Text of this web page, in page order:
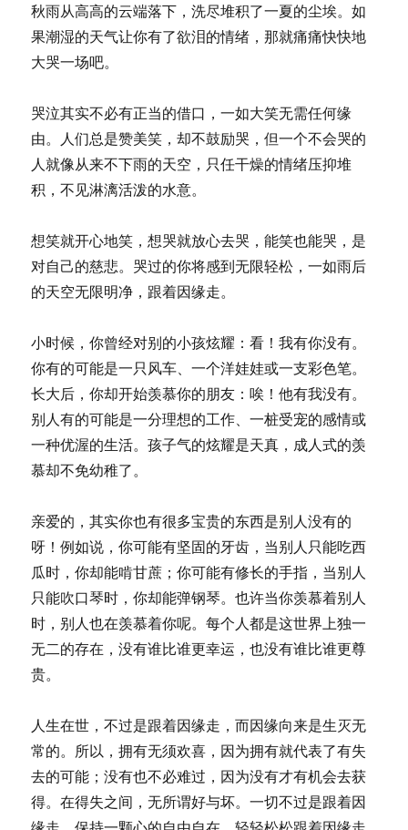
秋雨从高高的云端落下，洗尽堆积了一夏的尘埃。如
果潮湿的天气让你有了欲泪的情绪，那就痛痛快快地
大哭一场吧。
哭泣其实不必有正当的借口，一如大笑无需任何缘
由。人们总是赞美笑，却不鼓励哭，但一个不会哭的
人就像从来不下雨的天空，只任干燥的情绪压抑堆
积，不见淋漓活泼的水意。
想笑就开心地笑，想哭就放心去哭，能笑也能哭，是
对自己的慈悲。哭过的你将感到无限轻松，一如雨后
的天空无限明净，跟着因缘走。
小时候，你曾经对别的小孩炫耀：看！我有你没有。
你有的可能是一只风车、一个洋娃娃或一支彩色笔。
长大后，你却开始羡慕你的朋友：唉！他有我没有。
别人有的可能是一分理想的工作、一桩受宠的感情或
一种优渥的生活。孩子气的炫耀是天真，成人式的羡
慕却不免幼稚了。
亲爱的，其实你也有很多宝贵的东西是别人没有的
呀！例如说，你可能有坚固的牙齿，当别人只能吃西
瓜时，你却能啃甘蔗；你可能有修长的手指，当别人
只能吹口琴时，你却能弹钢琴。也许当你羡慕着别人
时，别人也在羡慕着你呢。每个人都是这世界上独一
无二的存在，没有谁比谁更幸运，也没有谁比谁更尊
贵。
人生在世，不过是跟着因缘走，而因缘向来是生灭无
常的。所以，拥有无须欢喜，因为拥有就代表了有失
去的可能；没有也不必难过，因为没有才有机会去获
得。在得失之间，无所谓好与坏。一切不过是跟着因